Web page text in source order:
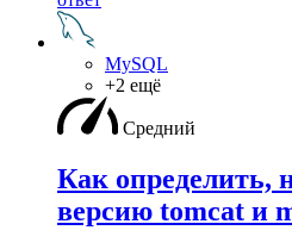
MySQL
+2 ещё
Средний
Как определить,
версию tomcat и